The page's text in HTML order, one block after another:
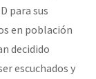
para sus
en población
decidido
escuchados y